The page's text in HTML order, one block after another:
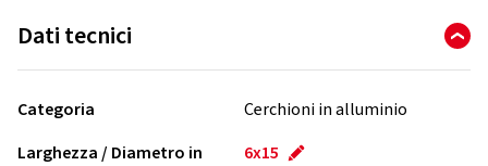
Dati tecnici
Categoria
Cerchioni in alluminio
Larghezza / Diametro in
6x15